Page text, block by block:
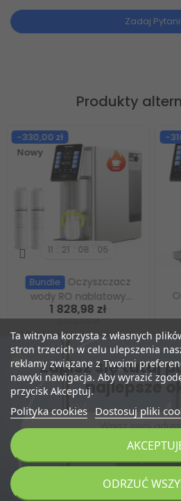
DODAJ DO
Zadaj
Produkty
-200,00 zł
11 21 08 03
Dyspenser do wody JIMMY
R9 z odwróconą osmozą,
7 ustawień temperatury,
monitor TDS
1 499,00 zł
1 699,00 zł
1 499,00 złNajniższa cena z 30
dni przed obniżką
1
-
2
Ta witryna korzysta z własnych
stron trzecich w celu ulepszenia
reklamy związane z Twoimi
nawyki nawigacja. Aby wyrazić
przycisk Akceptuj.
Polityka cookies Dostosuj pliki
ODRZUĆ
Zapisz się tutaj
najlepsze
Zapisz